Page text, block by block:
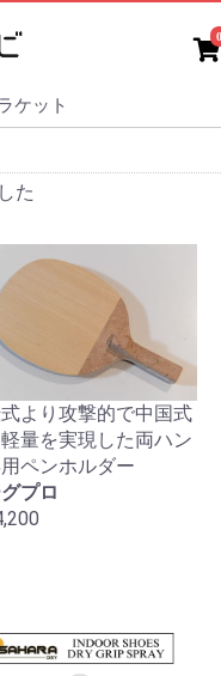
0
ケット
た
より攻撃的で中国式
量を実現した両ハン
用ペンホルダー
プロ